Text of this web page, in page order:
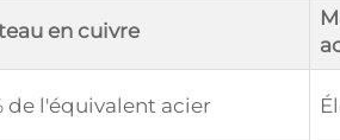
en cuivre
de l'équivalent acier